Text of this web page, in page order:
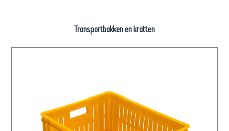
Transportbakken en kratten